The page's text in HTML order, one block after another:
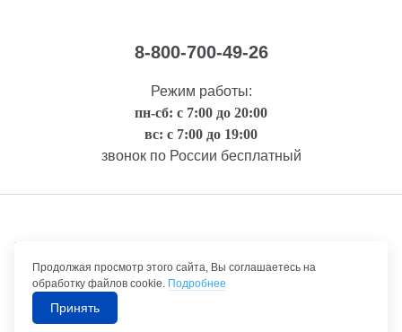
8-800-700-49-26
Режим работы:
пн-сб: с 7:00 до 20:00
вс: с 7:00 до 19:00
звонок по России бесплатный
Правовая информация
©1992-2026 ТрансТехСервис – продажа и обслуживание автомобилей.
Продолжая просмотр этого сайта, Вы соглашаетесь на
обработку файлов cookie. Подробнее
Принять